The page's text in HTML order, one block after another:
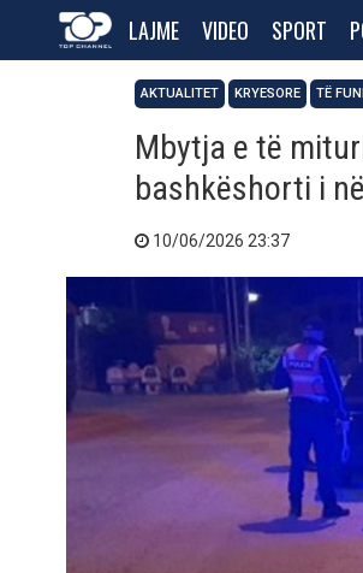
LAJME VIDEO SPORT
AKTUALITET KRYESORE TË
Mbytja e të
bashkëshorti i
10/06/2026 23:37